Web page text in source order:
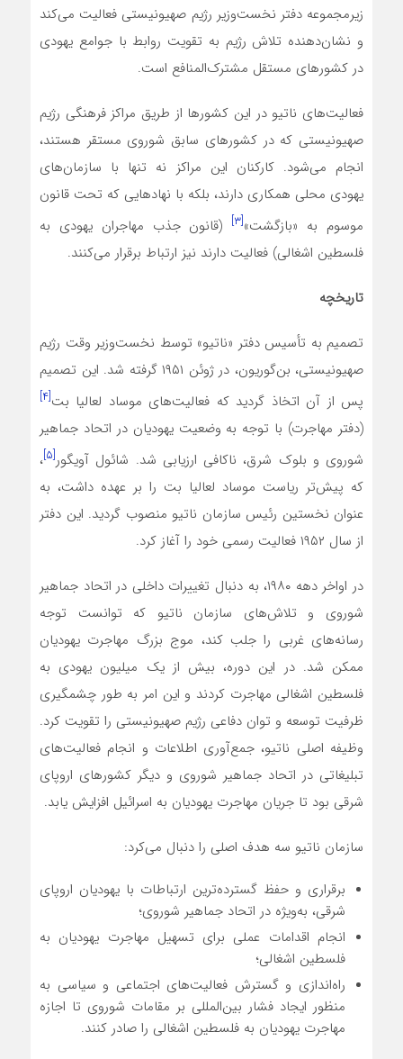
زیرمجموعه دفتر نخست‌وزیر رژیم صهیونیستی فعالیت می‌کند
و نشان‌دهنده تلاش رژیم به تقویت روابط با جوامع یهودی
در کشورهای مستقل مشترک‌المنافع است.
فعالیت‌های ناتیو در این کشورها از طریق مراکز فرهنگی رژیم
صهیونیستی که در کشورهای سابق شوروی مستقر هستند،
انجام می‌شود. کارکنان این مراکز نه تنها با سازمان‌های
یهودی محلی همکاری دارند، بلکه با نهادهایی که تحت قانون
موسوم به «بازگشت»[۳]
(قانون جذب مهاجران یهودی به
فلسطین اشغالی) فعالیت دارند نیز ارتباط برقرار می­‌کنند.
تاریخچه
تصمیم به تأسیس دفتر «ناتیو» توسط نخست‌وزیر وقت رژیم
صهیونیستی، بن‌گوریون، در ژوئن ۱۹۵۱ گرفته شد. این تصمیم
پس از آن اتخاذ گردید که فعالیت‌های موساد لعالیا بت[۴]
(دفتر مهاجرت) با توجه به وضعیت یهودیان در اتحاد جماهیر
شوروی و بلوک شرق، ناکافی ارزیابی شد. شائول آویگور[۵] ،
که پیش‌تر ریاست موساد لعالیا بت را بر عهده داشت، به
عنوان نخستین رئیس سازمان ناتیو منصوب گردید. این دفتر
از سال ۱۹۵۲ فعالیت رسمی خود را آغاز کرد.
در اواخر دهه ۱۹۸۰، به دنبال تغییرات داخلی در اتحاد جماهیر
شوروی و تلاش‌های سازمان ناتیو که توانست توجه
رسانه‌های غربی را جلب کند، موج بزرگ مهاجرت یهودیان
ممکن شد. در این دوره، بیش از یک میلیون یهودی به
فلسطین اشغالی مهاجرت کردند و این امر به طور چشمگیری
ظرفیت توسعه و توان دفاعی رژیم صهیونیستی را تقویت کرد.
وظیفه اصلی ناتیو، جمع‌آوری اطلاعات و انجام فعالیت‌های
تبلیغاتی در اتحاد جماهیر شوروی و دیگر کشورهای اروپای
شرقی بود تا جریان مهاجرت یهودیان به اسرائیل افزایش یابد.
سازمان ناتیو سه هدف اصلی را دنبال می‌کرد:
برقراری و حفظ گسترده‌ترین ارتباطات با یهودیان اروپای
شرقی، به‌ویژه در اتحاد جماهیر شوروی؛
انجام اقدامات عملی برای تسهیل مهاجرت یهودیان به
فلسطین اشغالی؛
راه‌اندازی و گسترش فعالیت‌های اجتماعی و سیاسی به
منظور ایجاد فشار بین‌المللی بر مقامات شوروی تا اجازه
مهاجرت یهودیان به فلسطین اشغالی را صادر کنند.